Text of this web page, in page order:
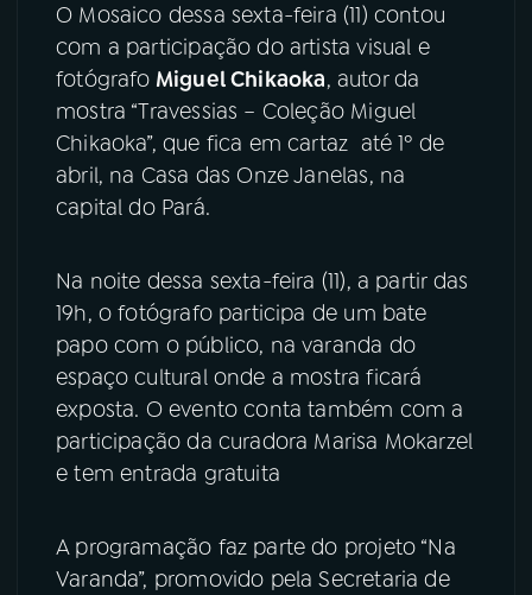
04 PROGRAMAS
05PODCASTS
06VIDEOCASTS
07ÚLTIMAS
08FESTIVAL DE MÚSICA
ACOMPANHE A RÁDIO NACIONAL
Instagram X
O Mosaico dessa sexta-feira (11) contou
com a participação do artista visual e
fotógrafo Miguel Chikaoka, autor da
mostra “Travessias – Coleção Miguel
Chikaoka”, que fica em cartaz até 1º de
abril, na Casa das Onze Janelas, na
capital do Pará.
Na noite dessa sexta-feira (11), a partir das
19h, o fotógrafo participa de um bate
papo com o público, na varanda do
espaço cultural onde a mostra ficará
exposta. O evento conta também com a
participação da curadora Marisa Mokarzel
e tem entrada gratuita
A programação faz parte do projeto “Na
Varanda”, promovido pela Secretaria de